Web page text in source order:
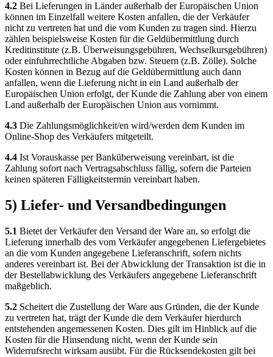
4.2 Bei Lieferungen in Länder außerhalb der Europäischen Union
können im Einzelfall weitere Kosten anfallen, die der Verkäufer
nicht zu vertreten hat und die vom Kunden zu tragen sind. Hierzu
zählen beispielsweise Kosten für die Geldübermittlung durch
Kreditinstitute (z.B. Überweisungsgebühren, Wechselkursgebühren)
oder einfuhrrechtliche Abgaben bzw. Steuern (z.B. Zölle). Solche
Kosten können in Bezug auf die Geldübermittlung auch dann
anfallen, wenn die Lieferung nicht in ein Land außerhalb der
Europäischen Union erfolgt, der Kunde die Zahlung aber von einem
Land außerhalb der Europäischen Union aus vornimmt.
4.3 Die Zahlungsmöglichkeit/en wird/werden dem Kunden im
Online-Shop des Verkäufers mitgeteilt.
4.4 Ist Vorauskasse per Banküberweisung vereinbart, ist die
Zahlung sofort nach Vertragsabschluss fällig, sofern die Parteien
keinen späteren Fälligkeitstermin vereinbart haben.
5) Liefer- und Versandbedingungen
5.1 Bietet der Verkäufer den Versand der Ware an, so erfolgt die
Lieferung innerhalb des vom Verkäufer angegebenen Liefergebietes
an die vom Kunden angegebene Lieferanschrift, sofern nichts
anderes vereinbart ist. Bei der Abwicklung der Transaktion ist die in
der Bestellabwicklung des Verkäufers angegebene Lieferanschrift
maßgeblich.
5.2 Scheitert die Zustellung der Ware aus Gründen, die der Kunde
zu vertreten hat, trägt der Kunde die dem Verkäufer hierdurch
entstehenden angemessenen Kosten. Dies gilt im Hinblick auf die
Kosten für die Hinsendung nicht, wenn der Kunde sein
Widerrufsrecht wirksam ausübt. Für die Rücksendekosten gilt bei